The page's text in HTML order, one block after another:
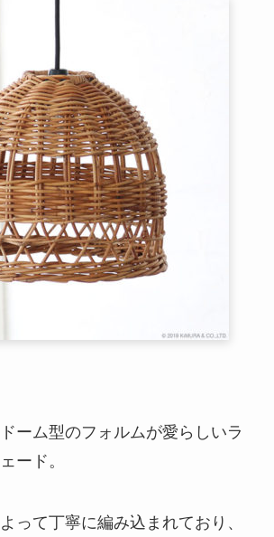
ーム型のフォルムが愛らしいラ
ード。
って丁寧に編み込まれており、